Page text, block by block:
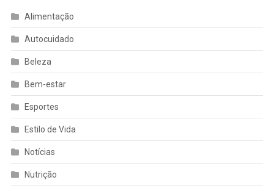
Alimentação
Autocuidado
Beleza
Bem-estar
Esportes
Estilo de Vida
Notícias
Nutrição